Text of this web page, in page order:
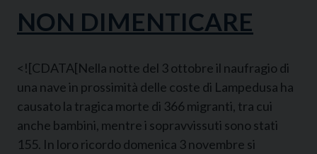
NON DIMENTICARE
<![CDATA[Nella notte del 3 ottobre il naufragio di
una nave in prossimità delle coste di Lampedusa ha
causato la tragica morte di 366 migranti, tra cui
anche bambini, mentre i sopravvissuti sono stati
155. In loro ricordo domenica 3 novembre si